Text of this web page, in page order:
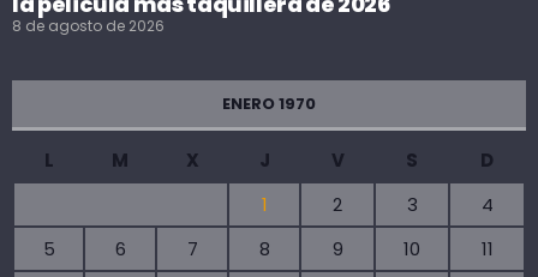
8 de agosto de 2026
ENERO 1970
L M X J V S
D
1
2 3
4
5
6 7 8 9 10
11